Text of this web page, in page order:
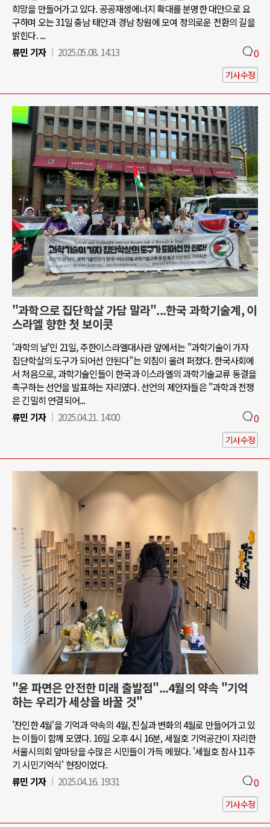
희망을 만들어가고 있다. 공공재생에너지 확대를 분명한 대안으로 요
구하며 오는 31일 충남 태안과 경남 창원에 모여 정의로운 전환의 길을
밝힌다. ...
류민 기자
2025.05.08. 14:13 0
기사수정
"과학으로 집단학살 가담 말라"...한국 과학기술계, 이
스라엘 향한 첫 보이콧
'과학의 날'인 21일, 주한이스라엘대사관 앞에서는 "과학기술이 가자
집단학살의 도구가 되어선 안된다"는 외침이 울려 퍼졌다. 한국사회에
서 처음으로, 과학기술인들이 한국과 이스라엘의 과학기술교류 동결을
촉구하는 선언을 발표하는 자리였다. 선언의 제안자들은 "과학과 전쟁
은 긴밀히 연결되어...
류민 기자
2025.04.21. 14:00 0
기사수정
"윤 파면은 안전한 미래 출발점"...4월의 약속 "기억
하는 우리가 세상을 바꿀 것"
'잔인한 4월'을 기억과 약속의 4월, 진실과 변화의 4월로 만들어가고 있
는 이들이 함께 모였다. 16일 오후 4시 16분, 세월호 기억공간이 자리한
서울시의회 앞마당을 수많은 시민들이 가득 메웠다. '세월호 참사 11주
기 시민기억식' 현장이었다.
류민 기자
2025.04.16. 19:31 0
기사수정